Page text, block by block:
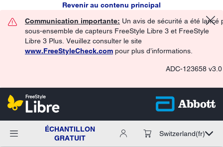
Revenir au contenu principal
Communication importante: Un avis de sécurité a été lancé
sous-ensemble de capteurs FreeStyle Libre 3 et FreeStyle
Libre 3 Plus. Veuillez consulter le site
www.FreeStyleCheck.com pour plus d’informations.
ADC-123658 v3.0
ÉCHANTILLON
GRATUIT
Switzerland(fr)